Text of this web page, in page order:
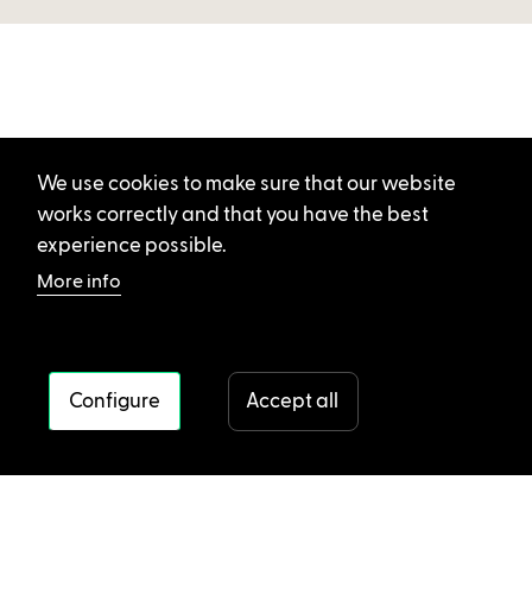
We use cookies to make sure that our website
works correctly and that you have the best
experience possible.
More info
Configure Accept all